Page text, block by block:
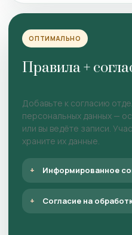
ОПТИМАЛЬНО
Правила +
Добавьте к согласию
персональных данных —
или вы ведёте записи.
храните их данные.
Информированное
Согласие на